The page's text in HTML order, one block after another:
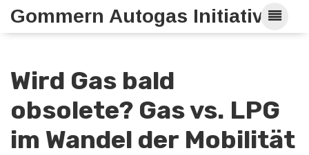
Gommern Autogas Initiative
Wird Gas bald
obsolete? Gas vs. LPG
im Wandel der Mobilität